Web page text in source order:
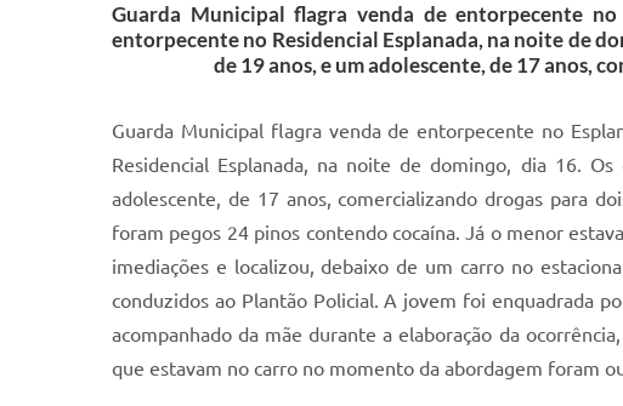
Guarda Municipal flagra venda de entorpecente
entorpecente no Residencial Esplanada, na noite de
de 19 anos, e um adolescente, de 17 anos,
Guarda Municipal flagra venda de entorpecente no
Residencial Esplanada, na noite de domingo, dia 16.
adolescente, de 17 anos, comercializando drogas para
foram pegos 24 pinos contendo cocaína. Já o menor
imediações e localizou, debaixo de um carro no
conduzidos ao Plantão Policial. A jovem foi enquadrada
acompanhado da mãe durante a elaboração da
que estavam no carro no momento da abordagem foram